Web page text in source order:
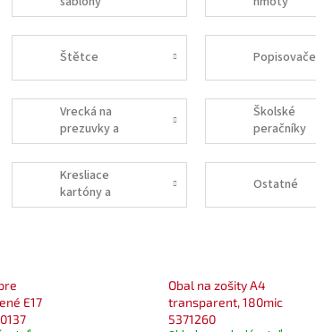
Štětce Popisovače
Vrecká na
prezuvky a
peňaženky
Školské
peračníky
Kresliace
kartóny a
skicáre
Ostatné
E17
Obal na zošity A4
transparent, 180mic
5371260